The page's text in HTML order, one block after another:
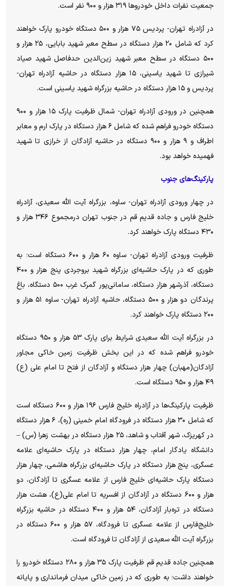
جمعیت نفرات داخل خودروها ۳۱۹ هزار و ۹۰۰ نفر است.
در آزادراه تهران- پردیس ۷۵ هزار و ۵۰۰ دستگاه خودرو پارک خواهند
کرد که شامل ۲۰ هزار دستگاه در سطح معبر شهید بابایی، ۲۵ هزار و
۵۰۰ دستگاه در سطح معبر شهید زین‌الدین حدفاصل شهید صیاد
شیرازی تا شهید یاسینی، ۱۵ هزار دستگاه در حاشیه آزادراه تهران-
پردیس و ۱۵ هزار دستگاه در حاشیه بزرگراه شهید یاسینی است.
همچنین در ورودی آزادراه تهران- شمال ظرفیت پارک ۱۵ هزار و ۹۰۰
دستگاه خودرو فراهم شده که شامل ۶ هزار دستگاه در پارک ارم و معابر
اطراف و ۹ هزار و ۹۰۰ دستگاه در حاشیه آزادگان از خرازی تا شهید
فهمیده خواهد بود.
پارکینگ‌های جنوب
در چهار ورودی آزادراه تهران- ساوه، بزرگراه آیت الله سعیدی، آزادراه
خلیج فارس و جاده قدیم قم در جنوب تهران درمجموع ۳۴۶ هزار و
۴۳۰ دستگاه پارک خواهند کرد.
ظرفیت ورودی آزادراه تهران- ساوه ۶۰ هزار و ۶۰۰ دستگاه است؛ به
طوری که در پارک حاشیه‌ای بزرگراه شهید بروجردی پنج هزار و ۴۰۰
دستگاه، آذرشهر هزار دستگاه، سامانی‌پور گمرک غرب ۵۰۰ دستگاه، باغ
پرندگان دو هزار و ۵۰۰ دستگاه، حاشیه آزادراه تهران- ساوه ۵۱ هزار و
۲۰۰ دستگاه پارک خواهند کرد.
در بزرگراه آیت الله سعیدی شرایط برای پارک ۵۳ هزار و ۹۵۰ دستگاه
خودرو فراهم شده که در این بخش ظرفیت زمین خاکی مجاور
آزادگان(مهبان) چهار هزار دستگاه و آزادگان از فتح تا امام علی (ع)
۴۹ هزار و ۹۵۰ دستگاه است.
ظرفیت پارکینگ‌ها در آزادراه خلیج فارس ۱۹۶ هزار و ۶۰۰ دستگاه است
که شامل ۳۰ هزار دستگاه در فرودگاه امام خمینی (ره)، ۶ هزار دستگاه
در کهریزک، شهر آفتاب و شاهد، ۲۵ هزار دستگاه در بهشت زهرا (س) –
دانشگاه یادگار امام، چهار هزار دستگاه در پارک حاشیه‌ای علامه
عسگری، پنج هزار دستگاه در پارک حاشیه‌ای بزرگراه هاشمی، چهار هزار
دستگاه پارک حاشیه‌ای خلیج فارس از علامه عسگری تا آزادگان، دو
هزار و ۶۰۰ دستگاه در آزادگان از افسریه تا امام علی(ع)، هشت هزار
دستگاه در تره‌بار آزادگان، ۵۴ هزار و ۴۰۰ دستگاه در حاشیه بزرگراه
خلیج‌فارس از علامه عسگری تا فرودگاه، ۵۷ هزار و ۶۰۰ دستگاه در
بزرگراه آیت الله سعیدی از آزادگان تا فرودگاه است.
همچنین جاده قدیم قم ظرفیت پارک ۳۵ هزار و ۲۸۰ دستگاه خودرو را
خواهند داشت؛ به طوری که در زمین خاکی میدان فرمانداری و پایانه